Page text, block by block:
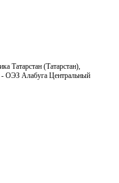
Татарстан (Татарстан),
ОЭЗ Алабуга Центральный